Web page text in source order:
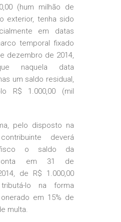
(hum milhão de
exterior, tenha sido
em datas
temporal fixado
dezembro de 2014,
naquela data
um saldo residual,
R$ 1.000,00 (mil
pelo disposto na
deverá
o saldo da
conta em 31 de
de R$ 1.000,00
lo na forma
em 15% de
multa.